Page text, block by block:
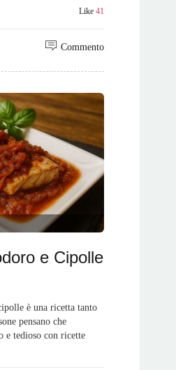
Like 41
Commento
e Cipolle
è una ricetta tanto
pensano che
e tedioso con ricette